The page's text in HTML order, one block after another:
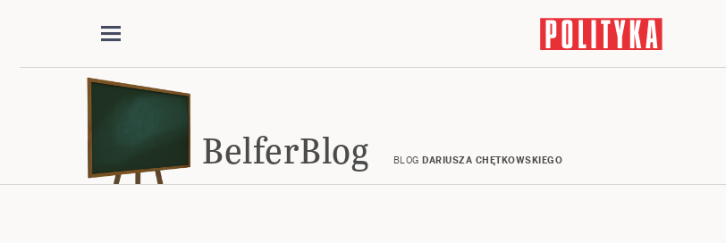
BelferBlog BLOG DARIUSZA CHĘTKOWSKIEGO